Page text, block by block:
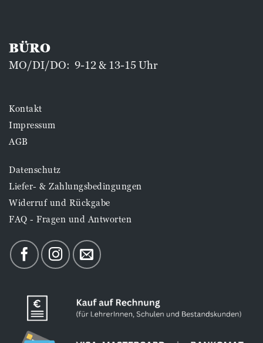
BÜRO
MO/DI/DO: 9-12 & 13-15 Uhr
Kontakt
Impressum
AGB
Datenschutz
Liefer- & Zahlungsbedingungen
Widerruf und Rückgabe
FAQ - Fragen und Antworten